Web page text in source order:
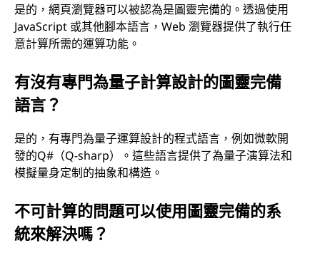
是的，網頁瀏覽器可以被認為是圖靈完備的。透過使用
JavaScript 或其他腳本語言，Web 瀏覽器提供了執行任
意計算所需的運算功能。
有沒有專門為量子計算設計的圖靈完備
語言？
是的，有專門為量子運算設計的程式語言，例如微軟開
發的Q#（Q-sharp）。這些語言提供了為量子演算法和
模擬量身定制的抽象和構造。
不可計算的問題可以使用圖靈完備的系
統來解決嗎？